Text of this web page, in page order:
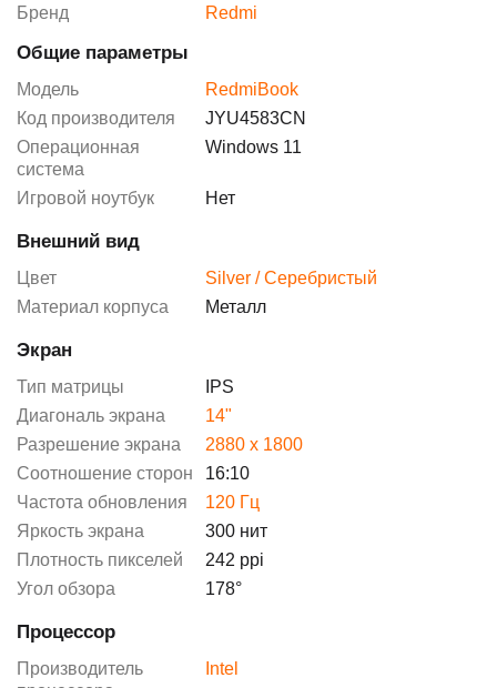
Бренд Redmi
Общие параметры
Модель
RedmiBook
Код производителя
JYU4583CN
Операционная
система
Windows 11
Игровой ноутбук Нет
Внешний вид
Цвет
Silver / Серебристый
Материал корпуса
Металл
Экран
Тип матрицы
IPS
Диагональ экрана
14"
Разрешение экрана
2880 x 1800
Соотношение сторон
16:10
Частота обновления
120 Гц
Яркость экрана
300 нит
Плотность пикселей
242 ppi
Угол обзора
178°
Процессор
Производитель
Intel